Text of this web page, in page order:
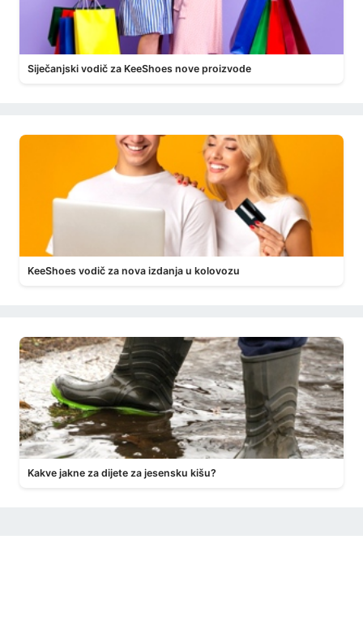
Siječanjski vodič za KeeShoes nove proizvode
KeeShoes vodič za nova izdanja u kolovozu
Kakve jakne za dijete za jesensku kišu?